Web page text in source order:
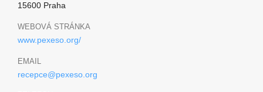
15600 Praha
WEBOVÁ STRÁNKA
www.pexeso.org/
EMAIL
recepce@pexeso.org